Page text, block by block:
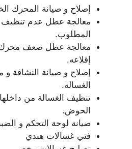
إصلاح و صيانة المحرك
معالجة عطل عدم تنظيف
المطلوب.
معالجة عطل ضعف
إقلاعه.
إصلاح و صيانة النشافة
الغسالة.
تنظيف الغسالة من
الحوض.
صيانة لوحة التحكم و
فني غسالات هندي